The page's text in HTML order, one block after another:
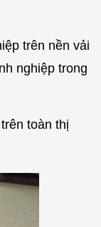
trên nền vải
nghiệp trong
toàn thị